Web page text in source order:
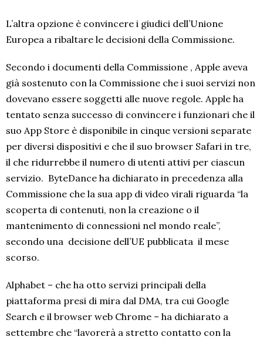
L’altra opzione è convincere i giudici dell’Unione
Europea a ribaltare le decisioni della Commissione.
Secondo i documenti della Commissione , Apple aveva
già sostenuto con la Commissione che i suoi servizi non
dovevano essere soggetti alle nuove regole. Apple ha
tentato senza successo di convincere i funzionari che il
suo App Store è disponibile in cinque versioni separate
per diversi dispositivi e che il suo browser Safari in tre,
il che ridurrebbe il numero di utenti attivi per ciascun
servizio. ByteDance ha dichiarato in precedenza alla
Commissione che la sua app di video virali riguarda “la
scoperta di contenuti, non la creazione o il
mantenimento di connessioni nel mondo reale”,
secondo una decisione dell’UE pubblicata il mese
scorso.
Alphabet – che ha otto servizi principali della
piattaforma presi di mira dal DMA, tra cui Google
Search e il browser web Chrome – ha dichiarato a
settembre che “lavorerà a stretto contatto con la